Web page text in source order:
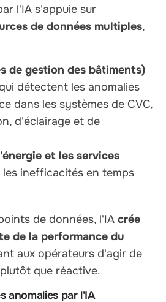
l'IA s'appuie sur
de données multiples,
de gestion des bâtiments)
qui détectent les anomalies
dans les systèmes de CVC,
d'éclairage et de
et les services
les inefficacités en temps
de données, l'IA crée
de la performance du
aux opérateurs d'agir de
que réactive.
anomalies par l'IA